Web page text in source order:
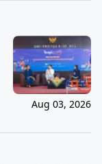
Aug 03, 2026